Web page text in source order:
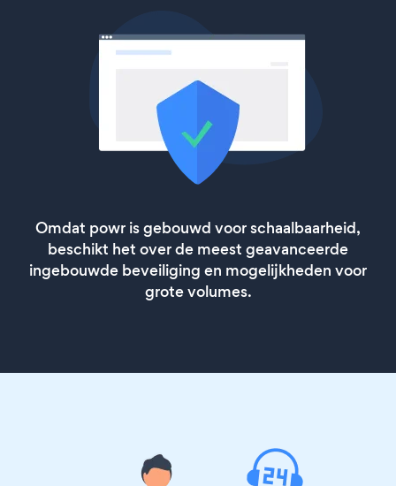
Omdat powr is gebouwd voor schaalbaarheid,
beschikt het over de meest geavanceerde
ingebouwde beveiliging en mogelijkheden voor
grote volumes.